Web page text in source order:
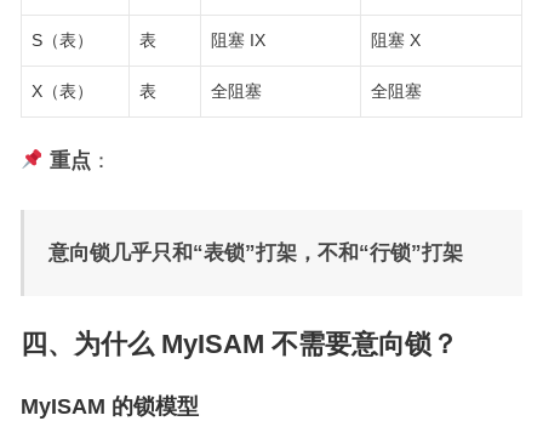
S（表） 表 阻塞 IX 阻塞 X
X（表） 表 全阻塞 全阻塞
重点 ：
意向锁几乎只和“表锁”打架，不和“行锁”打架
四、为什么 MyISAM 不需要意向锁？
MyISAM 的锁模型